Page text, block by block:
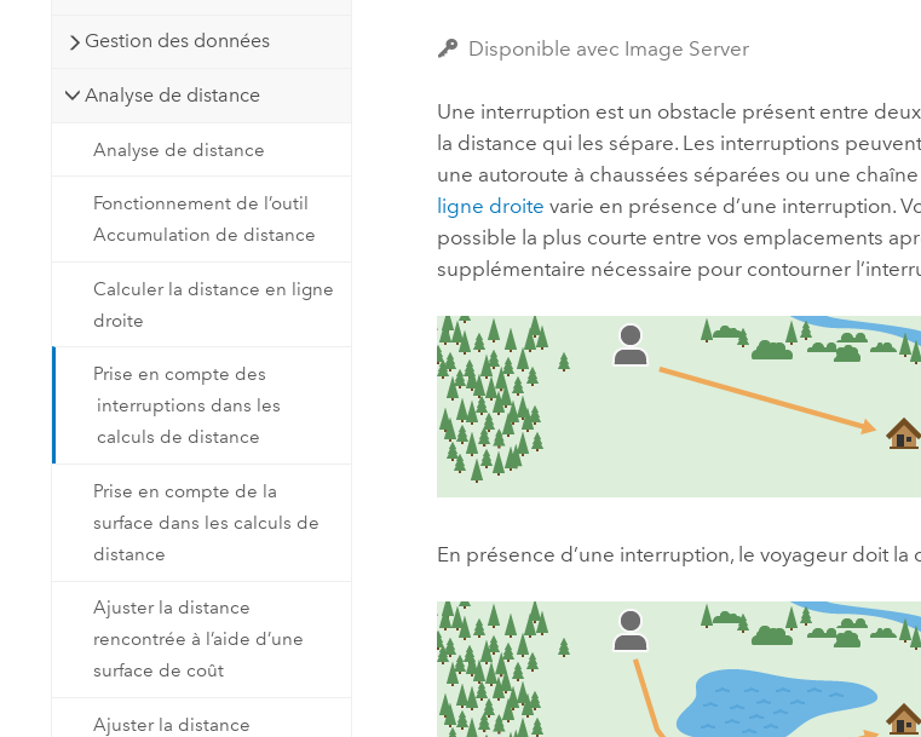
Gestion des données
Analyse de distance
Analyse de distance
Fonctionnement de l’outil
Accumulation de distance
Calculer la distance en ligne
droite
Prise en compte des
interruptions dans les
calculs de distance
Prise en compte de la
surface dans les calculs de
distance
Ajuster la distance
rencontrée à l’aide d’une
surface de coût
Ajuster la distance
Disponible avec Image Server
Une interruption est un obstacle présent entre
la distance qui les sépare. Les interruptions
une autoroute à chaussées séparées ou une
ligne droite varie en présence d’une interruption.
possible la plus courte entre vos emplacements
supplémentaire nécessaire pour contourner
En présence d’une interruption, le voyageur doit la